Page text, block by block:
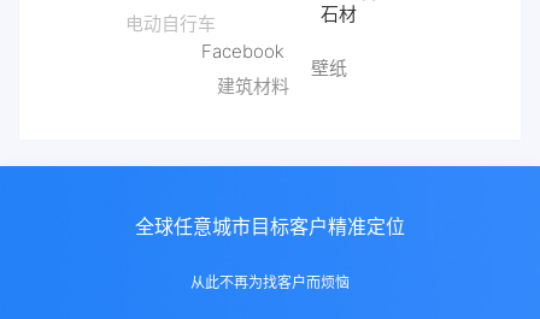
红酒
电动自行车
壁纸
建筑材料
Facebook
全球任意城市目标客户精准定位
从此不再为找客户而烦恼